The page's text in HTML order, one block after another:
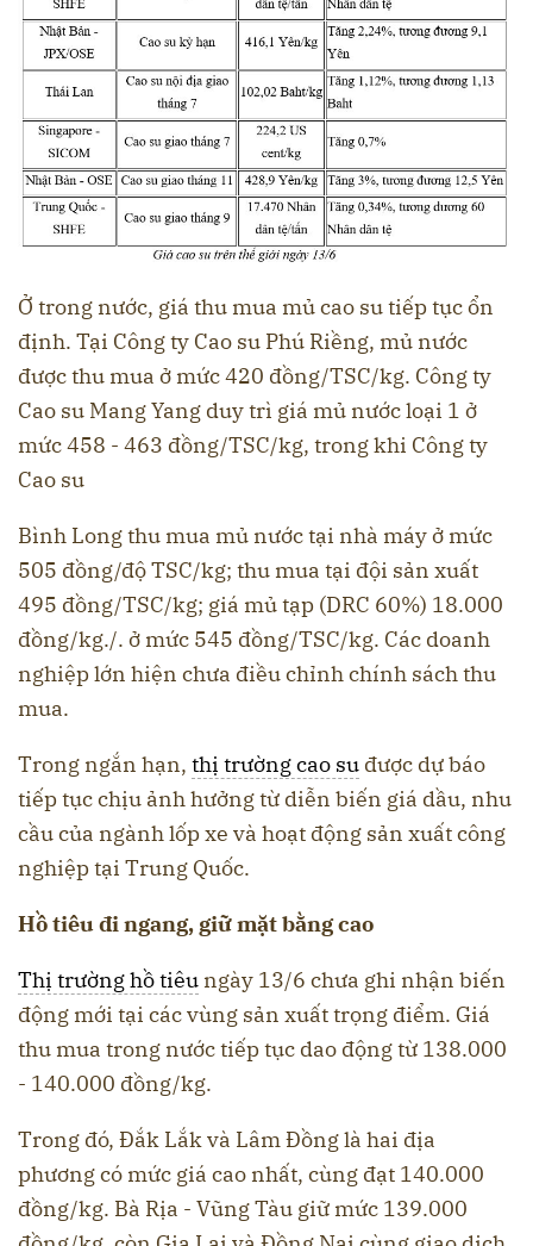
Ở trong nước, giá thu mua mủ cao su tiếp tục ổn
định. Tại Công ty Cao su Phú Riềng, mủ nước
được thu mua ở mức 420 đồng/TSC/kg. Công ty
Cao su Mang Yang duy trì giá mủ nước loại 1 ở
mức 458 - 463 đồng/TSC/kg, trong khi Công ty
Cao su
Bình Long thu mua mủ nước tại nhà máy ở mức
505 đồng/độ TSC/kg; thu mua tại đội sản xuất
495 đồng/TSC/kg; giá mủ tạp (DRC 60%) 18.000
đồng/kg./. ở mức 545 đồng/TSC/kg. Các doanh
nghiệp lớn hiện chưa điều chỉnh chính sách thu
mua.
Trong ngắn hạn, thị trường cao su được dự báo
tiếp tục chịu ảnh hưởng từ diễn biến giá dầu, nhu
cầu của ngành lốp xe và hoạt động sản xuất công
nghiệp tại Trung Quốc.
Hồ tiêu đi ngang, giữ mặt bằng cao
Thị trường hồ tiêu ngày 13/6 chưa ghi nhận biến
động mới tại các vùng sản xuất trọng điểm. Giá
thu mua trong nước tiếp tục dao động từ 138.000
- 140.000 đồng/kg.
Trong đó, Đắk Lắk và Lâm Đồng là hai địa
phương có mức giá cao nhất, cùng đạt 140.000
đồng/kg. Bà Rịa - Vũng Tàu giữ mức 139.000